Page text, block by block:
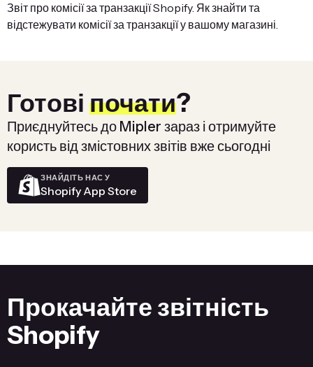
Звіт про комісії за транзакції Shopify. Як знайти та
відстежувати комісії за транзакції у вашому магазині.
Готові почати?
Приєднуйтесь до Mipler зараз і отримуйте
користь від змістовних звітів вже сьогодні
ЗНАЙДІТЬ НАС У
Shopify App Store
Прокачайте звітність
Shopify